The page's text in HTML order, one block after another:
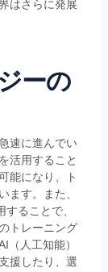
はさらに発展
ーの
速に進んでい
活用すること
能になり、ト
ます。また、
ることで、
トレーニング
（人工知能）
援したり、選